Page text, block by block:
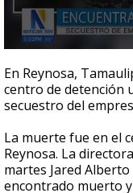
seconds
of
45
seconds
En Reynosa,
centro de detención
secuestro del
La muerte fue en el
Reynosa. La
martes Jared
encontrado muerto